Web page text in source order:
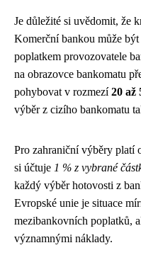
Je důležité si uvědomit, že
Komerční bankou může být
poplatkem provozovatele
na obrazovce bankomatu
pohybovat v rozmezí20 až
výběr z cizího bankomatu
Pro zahraniční výběry platí
si účtuje 1 % z vybrané
každý výběr hotovosti z
Evropské unie je situace
mezibankovních poplatků,
významnými náklady.